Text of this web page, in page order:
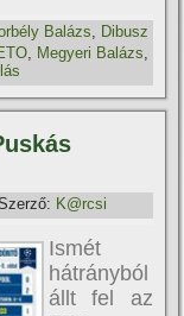
Balázs, Dibusz
, Megyeri Balázs,
K@rcsi
Ismét
hátrányból
állt fel az